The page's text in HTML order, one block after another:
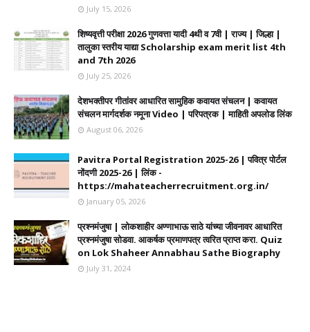
July 15, 2026
शिष्यवृत्ती परीक्षा 2026 गुणवत्ता यादी 4थी व 7वी | राज्य | जिल्हा |
तालुका स्तरीय याद्या Scholarship exam merit list 4th
and 7th 2026
July 25, 2026
देशभक्तीपर गीतांवर आधारित सामुहिक कवायत संचलन | कवायत
संचलन मार्गदर्शक नमूना Video | परिपत्रक | माहिती अपलोड लिंक
August 06, 2026
Pavitra Portal Registration 2025-26 | पवित्र पोर्टल
नोंदणी 2025-26 | लिंक -
https://mahateacherrecruitment.org.in/
January 05, 2026
प्रश्नमंजुषा | लोकशाहीर अण्णाभाऊ साठे यांच्या जीवनावर आधारित
प्रश्नमंजुषा सोडवा. आकर्षक प्रमाणपत्र त्वरित प्राप्त करा. Quiz
on Lok Shaheer Annabhau Sathe Biography
July 31, 2024